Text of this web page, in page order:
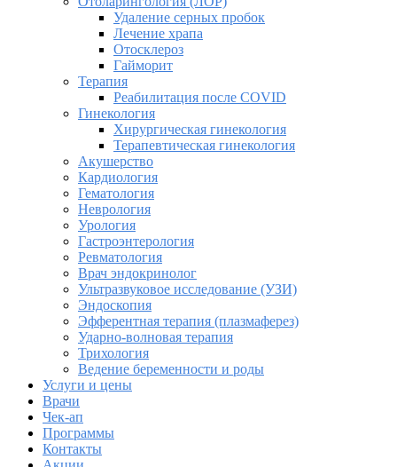
Удаление серных пробок
Лечение храпа
Отосклероз
Гайморит
Терапия
Реабилитация после COVID
Гинекология
Хирургическая гинекология
Терапевтическая гинекология
Акушерство
Кардиология
Гематология
Неврология
Урология
Гастроэнтерология
Ревматология
Врач эндокринолог
Ультразвуковое исследование (УЗИ)
Эндоскопия
Эфферентная терапия (плазмаферез)
Ударно-волновая терапия
Трихология
Ведение беременности и роды
Услуги и цены
Врачи
Чек-ап
Программы
Контакты